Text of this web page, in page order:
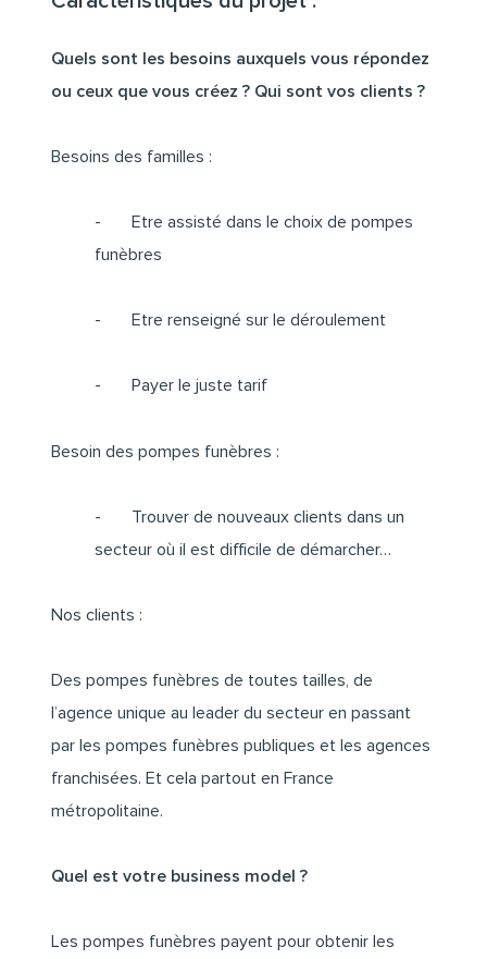
Quels sont les besoins auxquels vous répondez
ou ceux que vous créez ? Qui sont vos clients ?
Besoins des familles :
- Etre assisté dans le choix de pompes
funèbres
- Etre renseigné sur le déroulement
- Payer le juste tarif
Besoin des pompes funèbres :
- Trouver de nouveaux clients dans un
secteur où il est difficile de démarcher…
Nos clients :
Des pompes funèbres de toutes tailles, de
l’agence unique au leader du secteur en passant
par les pompes funèbres publiques et les agences
franchisées. Et cela partout en France
métropolitaine.
Quel est votre business model ?
Les pompes funèbres payent pour obtenir les